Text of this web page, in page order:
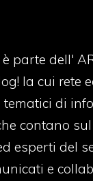
parte dell'
la cui rete
tematici di
contano
esperti del
e